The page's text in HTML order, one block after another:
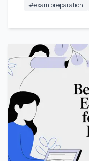
#exam preparation